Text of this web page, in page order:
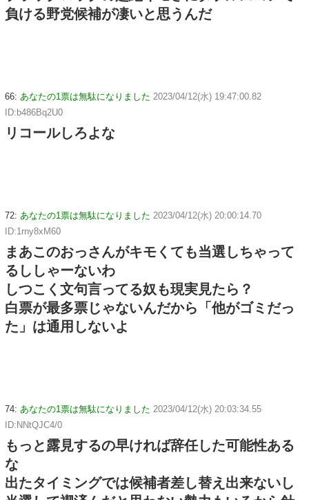
負ける野党候補が凄いと思うんだ
66: あなたの1票は無駄になりました 2023/04/12(水) 19:47:00.82
ID:b486Bq2U0
リコールしろよな
72: あなたの1票は無駄になりました 2023/04/12(水) 20:00:14.70
ID:1rny8xM60
まあこのおっさんがキモくても当選しちゃって
るししゃーないわ
しつこく文句言ってる奴も現実見たら？
白票が最多票じゃないんだから「他がゴミだっ
た」は通用しないよ
74: あなたの1票は無駄になりました 2023/04/12(水) 20:03:34.55
ID:NNtQJC4/0
もっと露見するの早ければ辞任した可能性ある
な
出たタイミングでは候補者差し替え出来ないし